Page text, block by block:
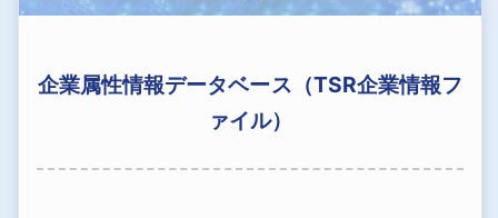
企業属性情報データベース（TSR企業情報フ
ァイル）